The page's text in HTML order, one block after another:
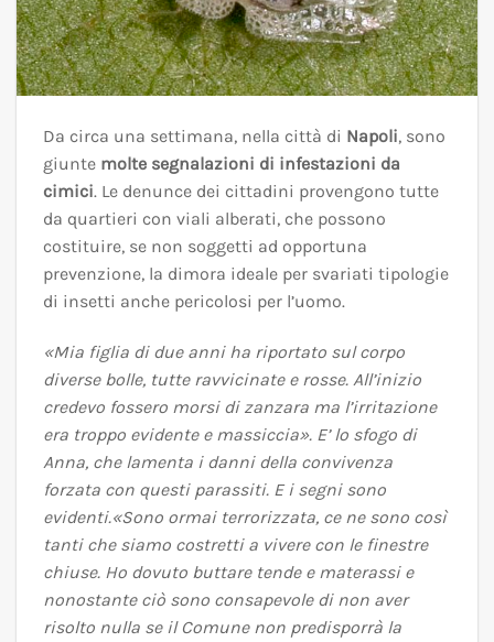
Da circa una settimana, nella città di Napoli, sono
giunte molte segnalazioni di infestazioni da
cimici. Le denunce dei cittadini provengono tutte
da quartieri con viali alberati, che possono
costituire, se non soggetti ad opportuna
prevenzione, la dimora ideale per svariati tipologie
di insetti anche pericolosi per l’uomo.
«Mia figlia di due anni ha riportato sul corpo
diverse bolle, tutte ravvicinate e rosse. All’inizio
credevo fossero morsi di zanzara ma l’irritazione
era troppo evidente e massiccia». E’ lo sfogo di
Anna, che lamenta i danni della convivenza
forzata con questi parassiti. E i segni sono
evidenti.«Sono ormai terrorizzata, ce ne sono così
tanti che siamo costretti a vivere con le finestre
chiuse. Ho dovuto buttare tende e materassi e
nonostante ciò sono consapevole di non aver
risolto nulla se il Comune non predisporrà la